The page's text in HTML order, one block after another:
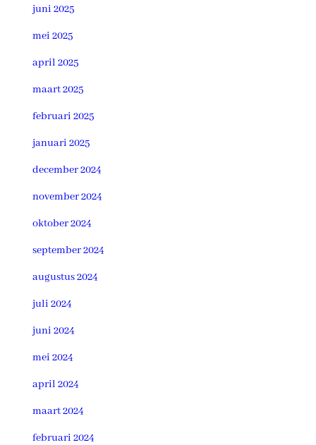
juni 2025
mei 2025
april 2025
maart 2025
februari 2025
januari 2025
december 2024
november 2024
oktober 2024
september 2024
augustus 2024
juli 2024
juni 2024
mei 2024
april 2024
maart 2024
februari 2024